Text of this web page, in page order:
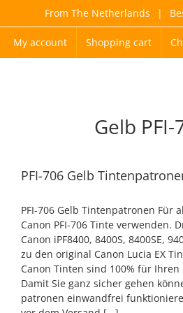
content
From The Netherlands |
My account Shopping cart
Gelb PFI-
PFI-706 Gelb
PFI-706 Gelb Tintenpatronen Für
Canon PFI-706 Tinte verwenden.
Canon iPF8400, 8400S, 8400SE,
zu den original Canon Lucia EX
Canon Tinten sind 100% für Ihren
Damit Sie ganz sicher gehen
patronen einwandfrei